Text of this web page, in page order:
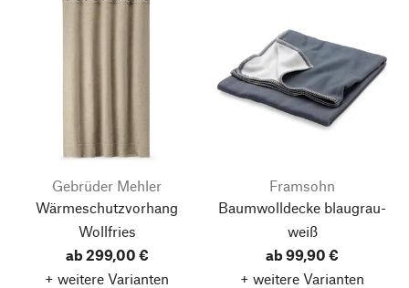
Gebrüder Mehler
Wärmeschutzvorhang
Wollfries
ab 299,00 €
+ weitere Varianten
Framsohn
Baumwolldecke blaugrau-
weiß
ab 99,90 €
+ weitere Varianten